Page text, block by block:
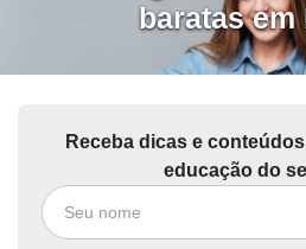
baratas em
Receba dicas e
educação do